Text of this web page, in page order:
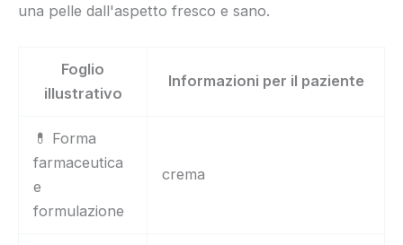
una pelle dall'aspetto fresco e sano.
Foglio
illustrativo
Informazioni per il paziente
💊 Forma
farmaceutica
e
formulazione
crema